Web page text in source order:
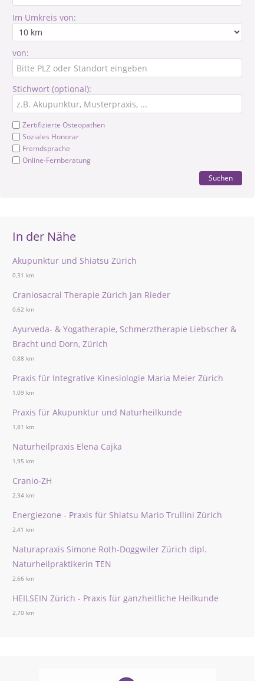
Im Umkreis von:
von:
Stichwort (optional):
Zertifizierte Osteopathen
Soziales Honorar
Fremdsprache
Online-Fernberatung
Suchen
In der Nähe
Akupunktur und Shiatsu Zürich
0,31 km
Craniosacral Therapie Zürich Jan Rieder
0,62 km
Ayurveda- & Yogatherapie, Schmerztherapie Liebscher &
Bracht und Dorn, Zürich
0,88 km
Praxis für Integrative Kinesiologie Maria Meier Zürich
1,09 km
Praxis für Akupunktur und Naturheilkunde
1,81 km
Naturheilpraxis Elena Cajka
1,95 km
Cranio-ZH
2,34 km
Energiezone - Praxis für Shiatsu Mario Trullini Zürich
2,41 km
Naturapraxis Simone Roth-Doggwiler Zürich dipl.
Naturheilpraktikerin TEN
2,66 km
HEILSEIN Zürich - Praxis für ganzheitliche Heilkunde
2,70 km